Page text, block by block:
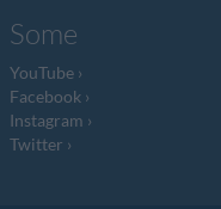
Some
YouTube
Facebook
Instagram
Twitter